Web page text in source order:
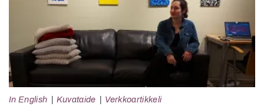
In English Kuvataide Verkkoartikkeli